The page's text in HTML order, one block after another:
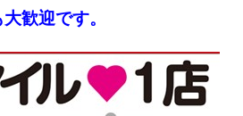
歓迎です。